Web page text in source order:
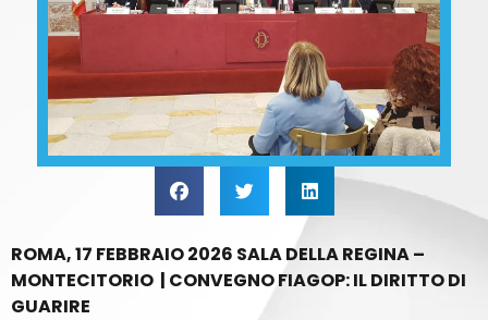
ROMA, 17 FEBBRAIO 2026 SALA DELLA REGINA –
MONTECITORIO | CONVEGNO FIAGOP: IL DIRITTO DI
GUARIRE